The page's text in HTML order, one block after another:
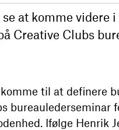
at komme videre
Creative Clubs
til at definere
Ifølge Henrik